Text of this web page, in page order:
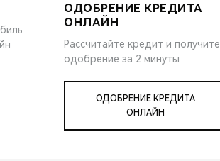
ОДОБРЕНИЕ КРЕДИТА
ОНЛАЙН
Рассчитайте кредит и получите
одобрение за 2 минуты
ОДОБРЕНИЕ КРЕДИТА
ОНЛАЙН